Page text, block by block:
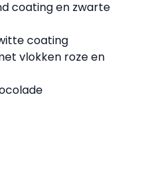
coating en zwarte
coating
vlokken roze en